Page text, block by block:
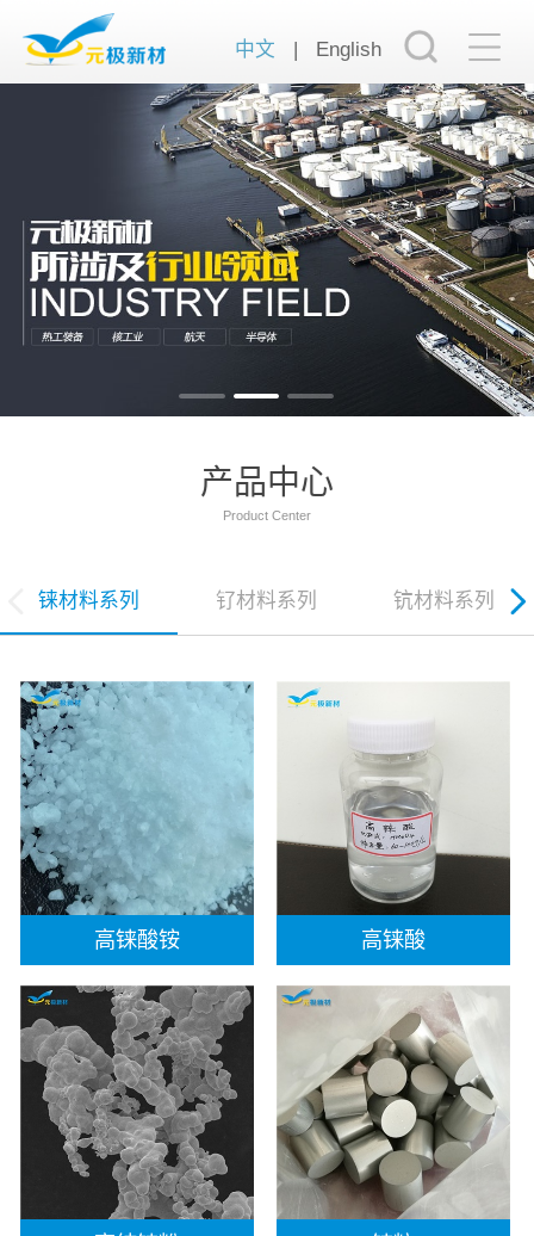
中文 English
产品中心
Product Center
铼材料系列 钌材料系列 钪材料系列
高铼酸铵 高铼酸